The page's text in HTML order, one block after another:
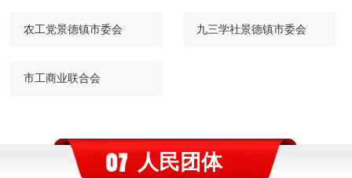
农工党景德镇市委会 九三学社景德镇市委会
市工商业联合会
人民团体